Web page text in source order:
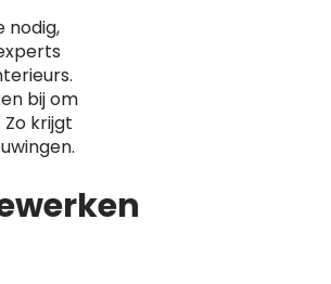
nodig,
bij om
krijgt